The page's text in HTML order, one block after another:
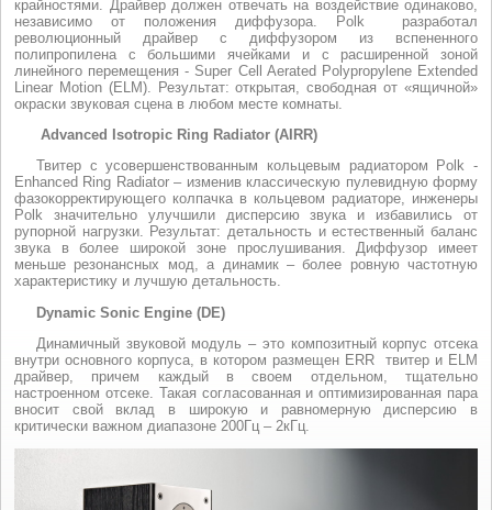
крайностями. Драйвер должен отвечать на воздействие одинаково,
независимо от положения диффузора. Polk разработал
революционный драйвер с диффузором из вспененного
полипропилена с большими ячейками и c расширенной зоной
линейного перемещения - Super Cell Aerated Polypropylene Extended
Linear Motion (ELM). Результат: открытая, свободная от «ящичной»
окраски звуковая сцена в любом месте комнаты.
Advanced Isotropic Ring Radiator (AIRR)
Твитер с усовершенствованным кольцевым радиатором Polk -
Enhanced Ring Radiator – изменив классическую пулевидную форму
фазокорректирующего колпачка в кольцевом радиаторе, инженеры
Polk значительно улучшили дисперсию звука и избавились от
рупорной нагрузки. Результат: детальность и естественный баланс
звука в более широкой зоне прослушивания. Диффузор имеет
меньше резонансных мод, а динамик – более ровную частотную
характеристику и лучшую детальность.
Dynamic Sonic Engine (DE)
Динамичный звуковой модуль – это композитный корпус отсека
внутри основного корпуса, в котором размещен ERR твитер и ELM
драйвер, причем каждый в своем отдельном, тщательно
настроенном отсеке. Такая согласованная и оптимизированная пара
вносит свой вклад в широкую и равномерную дисперсию в
критически важном диапазоне 200Гц – 2кГц.